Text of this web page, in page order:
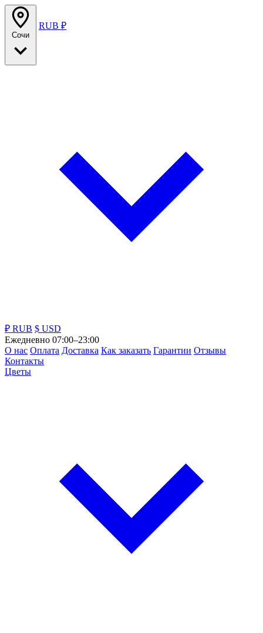
Сочи
RUB ₽
₽ RUB $ USD
Ежедневно 07:00–23:00
О нас Оплата Доставка Как заказать Гарантии Отзывы
Контакты
Цветы